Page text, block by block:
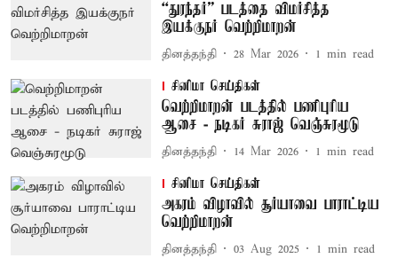
“துரந்தர்” படத்தை விமர்சித்த
இயக்குநர் வெற்றிமாறன்
தினத்தந்தி 28 Mar 2026 1 min read
சினிமா செய்திகள்
வெற்றிமாறன் படத்தில் பணிபுரிய
ஆசை - நடிகர் சுராஜ் வெஞ்சுரமூடு
தினத்தந்தி 14 Mar 2026 1 min read
சினிமா செய்திகள்
அகரம் விழாவில் சூர்யாவை பாராட்டிய
வெற்றிமாறன்
தினத்தந்தி 03 Aug 2025 1 min read